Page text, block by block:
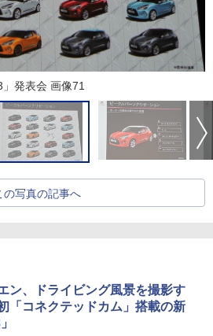
発表会 画像71
の写真の記事へ
ン、ドライビング風景を撮影す
「コネクテッドカム」搭載の新